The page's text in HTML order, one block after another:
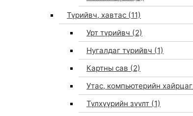
Түрийвч, хавтас (11)
Урт түрийвч (2)
Нугалдаг түрийвч (1)
Картны сав (2)
Утас, компьютерийн хайрцаг
Түлхүүрийн зүүлт (1)